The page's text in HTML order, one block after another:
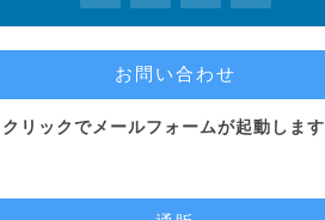
お問い合わせ
クリックでメールフォームが起動します